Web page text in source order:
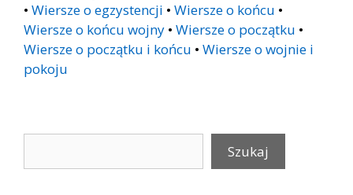
• Wiersze o egzystencji • Wiersze o końcu •
Wiersze o końcu wojny • Wiersze o początku •
Wiersze o początku i końcu • Wiersze o wojnie i
pokoju
Szukaj